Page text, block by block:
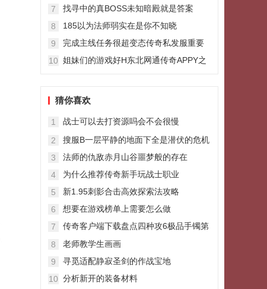
7
找寻中的真BOSS未知暗殿就是答案
8
185以为法师弱实在是你不知晓
9
完成主线任务很超变态传奇私发服重要
10 姐妹们的游戏好H东北网通传奇APPY之
猜你喜欢
1
战士可以去打资源吗会不会很慢
2
搜服B一层平静的地面下全是潜伏的危机
3
法师的仇敌赤月山谷噩梦般的存在
4
为什么推荐传奇新手玩战士职业
5
新1.95刺影合击高效探索法攻略
6
想要在游戏榜单上需要怎么做
7
传奇客户端下载盘点四种攻6极品手镯第
8
老师教学生画画
9
寻觅适配静寂圣剑的作战宝地
10 分析新开的装备材料